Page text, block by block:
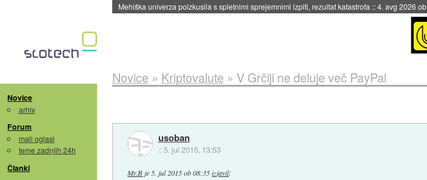
Evropska vesoljska agencija razvija svojo raketo za večkratno uporabo::4. avg 2026 ob 19:41
Novice
arhiv
Forum
mali oglasi
teme zadnjih 24h
Članki
Novice » Kriptovalute » V Grčiji ne deluje več PayPal
usoban
:: 5. jul 2015, 13:53
Mr.B je 5. jul 2015 ob 08:35 izjavil: